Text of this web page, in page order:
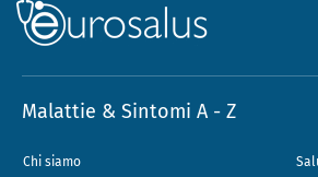
Malattie & Sintomi A - Z
Chi siamo